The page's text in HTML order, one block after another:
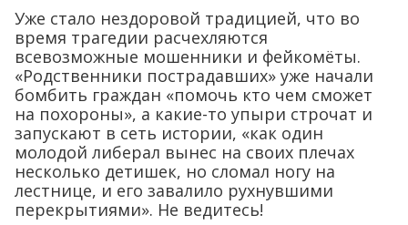
Уже стало нездоровой традицией, что во
время трагедии расчехляются
всевозможные мошенники и фейкомёты.
«Родственники пострадавших» уже начали
бомбить граждан «помочь кто чем сможет
на похороны», а какие-то упыри строчат и
запускают в сеть истории, «как один
молодой либерал вынес на своих плечах
несколько детишек, но сломал ногу на
лестнице, и его завалило рухнувшими
перекрытиями». Не ведитесь!